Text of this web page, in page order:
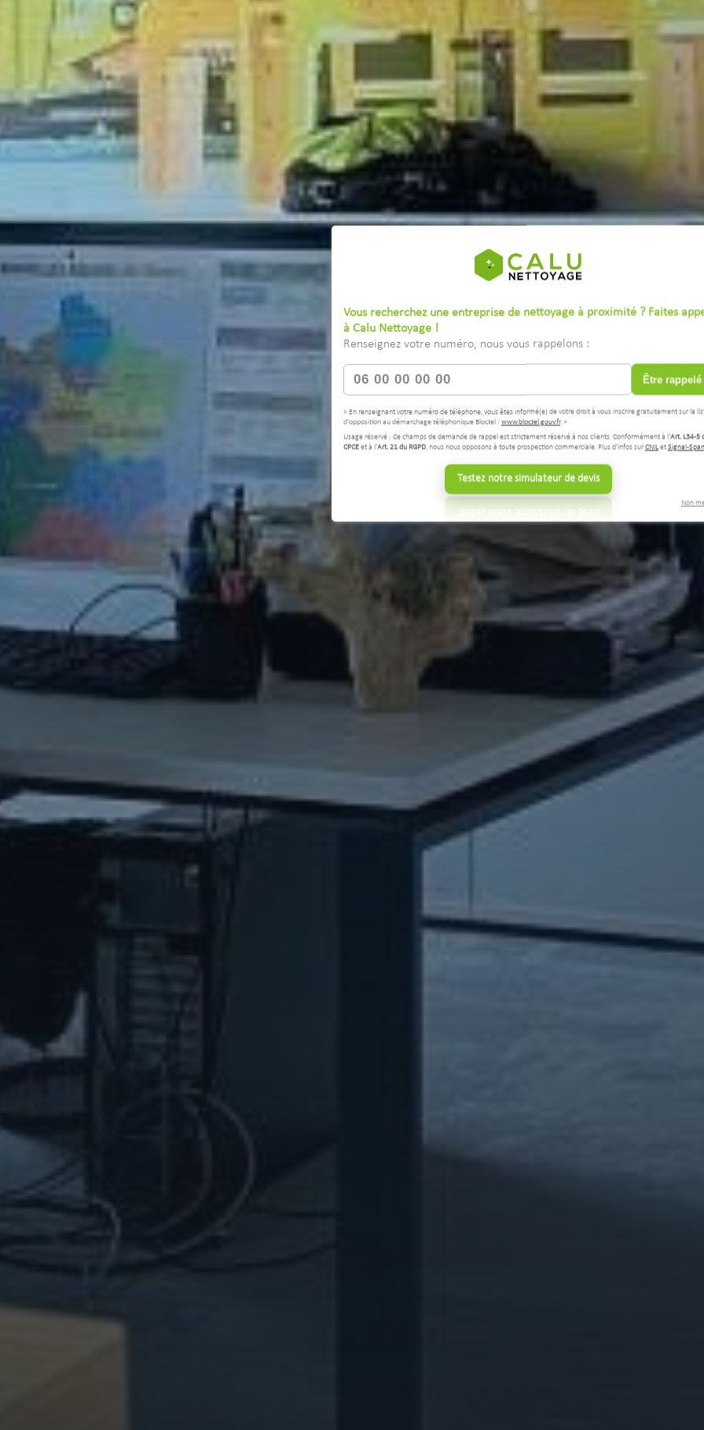
Vous recherchez une entreprise de nettoyage à proximité ? Faites
à Calu Nettoyage !
Renseignez votre numéro, nous vous rappelons :
Être rappelé
« En renseignant votre numéro de téléphone, vous êtes informé(e) de votre droit à vous inscrire gratuitement sur la
d'opposition au démarchage téléphonique Bloctel : www.bloctel.gouv.fr. »
Usage réservé : Ce champs de demande de rappel est strictement réservé à nos clients. Conformément à l'Art. L34-5
CPCEet à l'Art. 21 du RGPD, nous nous opposons à toute prospection commerciale. Plus d'infos surCNILetSignal-
Testez notre simulateur de devis
Non